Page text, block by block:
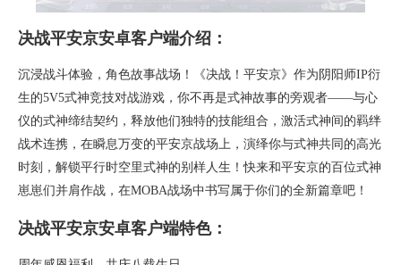
决战平安京安卓客户端介绍：
沉浸战斗体验，角色故事战场！《决战！平安京》作为阴阳师IP衍
生的5V5式神竞技对战游戏，你不再是式神故事的旁观者——与心
仪的式神缔结契约，释放他们独特的技能组合，激活式神间的羁绊
战术连携，在瞬息万变的平安京战场上，演绎你与式神共同的高光
时刻，解锁平行时空里式神的别样人生！快来和平安京的百位式神
崽崽们并肩作战，在MOBA战场中书写属于你们的全新篇章吧！
决战平安京安卓客户端特色：